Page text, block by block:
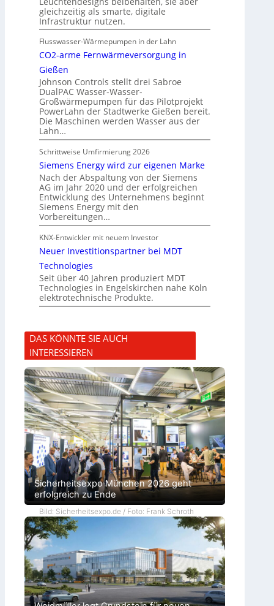
gleichzeitig als smarte, digitale
Infrastruktur nutzen.
Flusswasser-Wärmepumpen in der Lahn
CO2-arme Fernwärmeversorgung in
Gießen
Johnson Controls stellt drei Sabroe
DualPAC Wasser-Wasser-
Großwärmepumpen für das Pilotprojekt
PowerLahn der Stadtwerke Gießen bereit.
Die Maschinen werden Wasser aus der
Lahn…
Schrittweise Umfirmierung 2026
Siemens Energy wird zur eigenen Marke
Nach der Abspaltung von der Siemens
AG im Jahr 2020 und der erfolgreichen
Entwicklung des Unternehmens beginnt
Siemens Energy mit den
Vorbereitungen…
KNX-Entwickler mit neuem Investor
Neuer Investitionspartner bei MDT
Technologies
Seit über 40 Jahren produziert MDT
Technologies in Engelskirchen nahe Köln
elektrotechnische Produkte.
DAS KÖNNTE SIE AUCH
INTERESSIEREN
Sicherheitsexpo München 2026 geht
erfolgreich zu Ende
Bild: Sicherheitsexpo.de / Foto: Frank Schroth